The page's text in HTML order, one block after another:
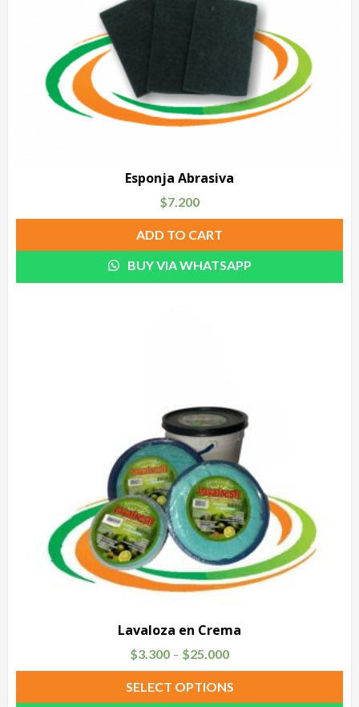
Esponja Abrasiva
$7.200
ADD TO CART
BUY VIA WHATSAPP
Lavaloza en Crema
$3.300 – $25.000
SELECT OPTIONS